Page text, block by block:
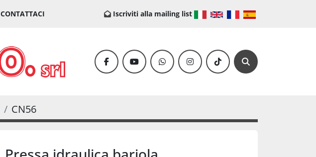
CONTATTACI Iscriviti alla mailing list
facebookyoutubewhatsappinstagramtiktok Cerca
CN56